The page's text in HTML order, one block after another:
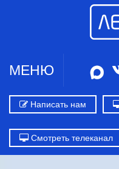
МЕНЮ
Написать нам
Смотреть телеканал